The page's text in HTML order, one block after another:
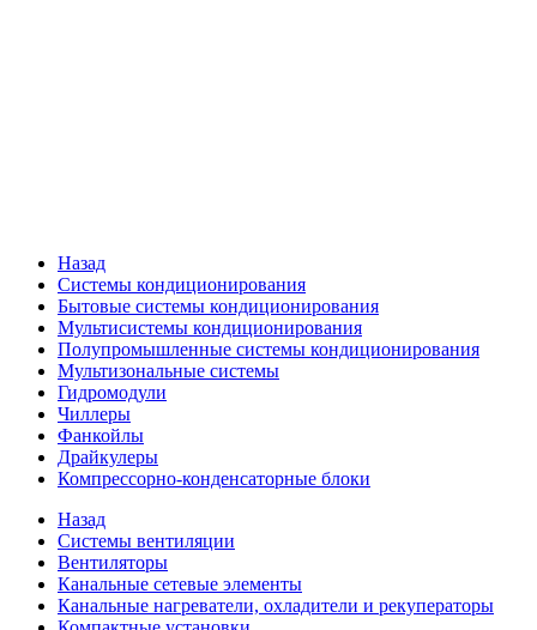
Назад
Системы кондиционирования
Бытовые системы кондиционирования
Мультисистемы кондиционирования
Полупромышленные системы кондиционирования
Мультизональные системы
Гидромодули
Чиллеры
Фанкойлы
Драйкулеры
Компрессорно-конденсаторные блоки
Назад
Системы вентиляции
Вентиляторы
Канальные сетевые элементы
Канальные нагреватели, охладители и рекуператоры